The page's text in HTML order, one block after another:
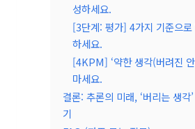
성하세요.
[3단계: 평가] 4가지 기준으로
하세요.
[4KPM] ‘약한 생각(버려진
마세요.
결론: 추론의 미래, ‘버리는 생각
기